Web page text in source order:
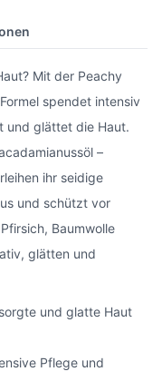
Mit der Peachy
spendet intensiv
und glättet die Haut.
–
ihr seidige
und schützt vor
Baumwolle
glätten und
und glatte Haut
Pflege und